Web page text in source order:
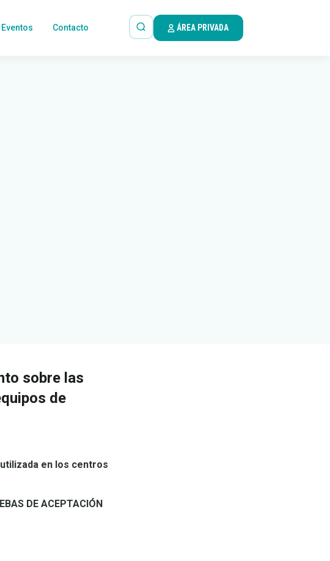
Eventos Contacto ÁREA PRIVADA
sobre las
de
en los centros
DE ACEPTACIÓN